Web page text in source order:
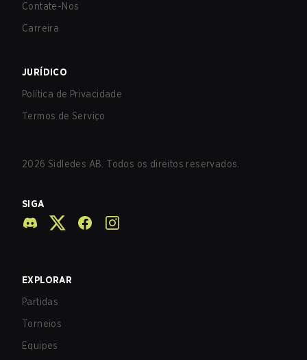
Contate-Nos
Carreira
JURÍDICO
Política de Privacidade
Termos de Serviço
2026 Sidledes AB. Todos os direitos reservados.
SIGA
EXPLORAR
Partidas
Torneios
Equipes